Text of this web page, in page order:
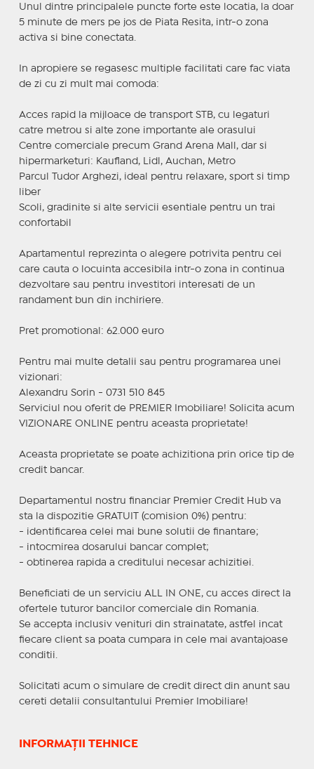
Unul dintre principalele puncte forte este locatia, la doar
5 minute de mers pe jos de Piata Resita, intr-o zona
activa si bine conectata.
In apropiere se regasesc multiple facilitati care fac viata
de zi cu zi mult mai comoda:
Acces rapid la mijloace de transport STB, cu legaturi
catre metrou si alte zone importante ale orasului
Centre comerciale precum Grand Arena Mall, dar si
hipermarketuri: Kaufland, Lidl, Auchan, Metro
Parcul Tudor Arghezi, ideal pentru relaxare, sport si timp
liber
Scoli, gradinite si alte servicii esentiale pentru un trai
confortabil
Apartamentul reprezinta o alegere potrivita pentru cei
care cauta o locuinta accesibila intr-o zona in continua
dezvoltare sau pentru investitori interesati de un
randament bun din inchiriere.
Pret promotional: 62.000 euro
Pentru mai multe detalii sau pentru programarea unei
vizionari:
Alexandru Sorin - 0731 510 845
Serviciul nou oferit de PREMIER Imobiliare! Solicita acum
VIZIONARE ONLINE pentru aceasta proprietate!
Aceasta proprietate se poate achizitiona prin orice tip de
credit bancar.
Departamentul nostru financiar Premier Credit Hub va
sta la dispozitie GRATUIT (comision 0%) pentru:
- identificarea celei mai bune solutii de finantare;
- intocmirea dosarului bancar complet;
- obtinerea rapida a creditului necesar achizitiei.
Beneficiati de un serviciu ALL IN ONE, cu acces direct la
ofertele tuturor bancilor comerciale din Romania.
Se accepta inclusiv venituri din strainatate, astfel incat
fiecare client sa poata cumpara in cele mai avantajoase
conditii.
Solicitati acum o simulare de credit direct din anunt sau
cereti detalii consultantului Premier Imobiliare!
INFORMAȚII TEHNICE